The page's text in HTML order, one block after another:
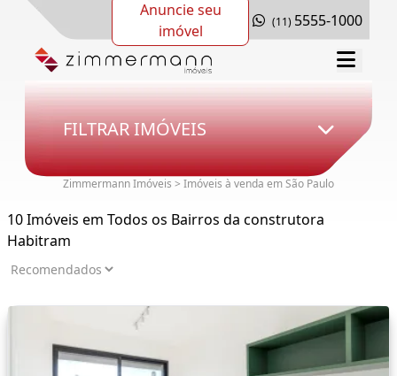
Anuncie seu
imóvel
(11) 5555-1000
FILTRAR IMÓVEIS
Zimmermann Imóveis > Imóveis à venda em São Paulo
10 Imóveis em Todos os Bairros da construtora
Habitram